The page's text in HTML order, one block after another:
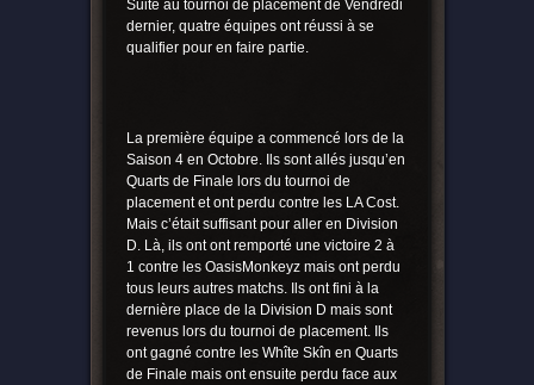
Suite au tournoi de placement de Vendredi
dernier, quatre équipes ont réussi à se
qualifier pour en faire partie.
La première équipe a commencé lors de la
Saison 4 en Octobre. Ils sont allés jusqu’en
Quarts de Finale lors du tournoi de
placement et ont perdu contre les LA Cost.
Mais c’était suffisant pour aller en Division
D. Là, ils ont ont remporté une victoire 2 à
1 contre les OasisMonkeyz mais ont perdu
tous leurs autres matchs. Ils ont fini à la
dernière place de la Division D mais sont
revenus lors du tournoi de placement. Ils
ont gagné contre les Whîte Skîn en Quarts
de Finale mais ont ensuite perdu face aux